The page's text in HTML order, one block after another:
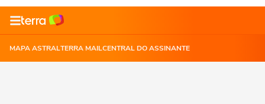
MAPA ASTRALTERRA MAILCENTRAL DO ASSINANTE